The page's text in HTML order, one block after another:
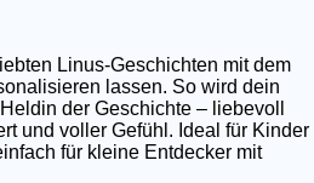
Linus-Geschichten mit dem
lassen. So wird dein
der Geschichte – liebevoll
und voller Gefühl. Ideal für Kinder
für kleine Entdecker mit